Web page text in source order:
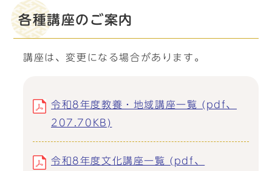
各種講座のご案内
講座は、変更になる場合があります。
令和8年度教養・地域講座一覧 (pdf、
207.70KB)
令和8年度文化講座一覧 (pdf、